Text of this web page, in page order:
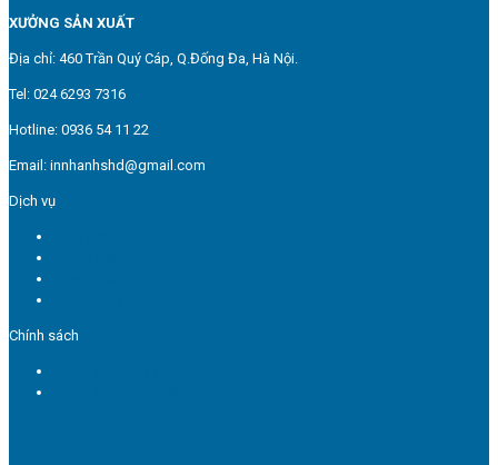
XƯỞNG SẢN XUẤT
Địa chỉ: 460 Trần Quý Cáp, Q.Đống Đa, Hà Nội.
Tel: 024 6293 7316
Hotline: 0936 54 11 22
Email: innhanhshd@gmail.com
Dịch vụ
Chính sách